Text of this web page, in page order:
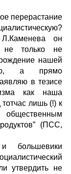
перерастание
он
только не
нашей
а прямо
в тезисе
как наша
тотчас лишь (!) к
(ПСС,
большевики
утвердить не